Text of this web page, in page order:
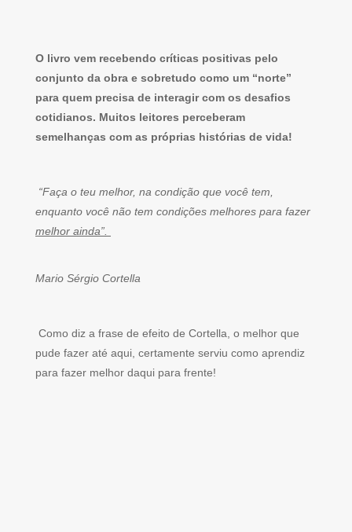
O livro vem recebendo críticas positivas pelo
conjunto da obra e sobretudo como um “norte”
para quem precisa de interagir com os desafios
cotidianos. Muitos leitores perceberam
semelhanças com as próprias histórias de vida!
“Faça o teu melhor, na condição que você tem,
enquanto você não tem condições melhores para fazer
melhor ainda”.
Mario Sérgio Cortella
Como diz a frase de efeito de Cortella, o melhor que
pude fazer até aqui, certamente serviu como aprendiz
para fazer melhor daqui para frente!